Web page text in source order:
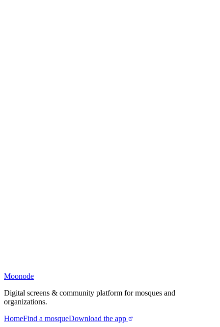
Moonode
Digital screens & community platform for mosques and
organizations.
HomeFind a mosqueDownload the app